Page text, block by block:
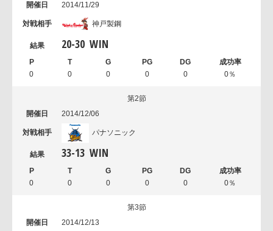
2014/11/29
神戸製鋼
20-30 WIN
0 0 0 0 0 0％
第2節
2014/12/06
パナソニック
33-13 WIN
0 0 0 0 0 0％
第3節
2014/12/13